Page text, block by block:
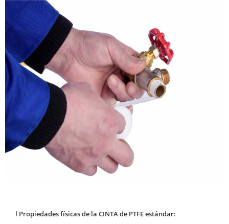
l Propiedades físicas de la CINTA de PTFE estándar: